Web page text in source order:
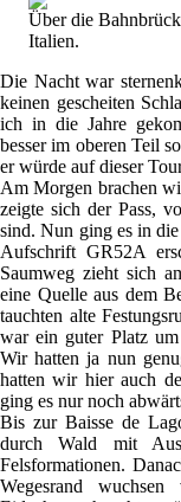
Über die
Italien.
Die Nacht war
keinen gescheiten
ich in die Jahre
besser im oberen Teil
er würde auf dieser
Am Morgen brachen
zeigte sich der Pass,
sind. Nun ging es in
Aufschrift GR52A
Saumweg zieht sich
eine Quelle aus dem
tauchten alte
war ein guter Platz um
Wir hatten ja nun
hatten wir hier auch
ging es nur noch
Bis zur Baisse de
durch Wald mit
Felsformationen.
Wegesrand